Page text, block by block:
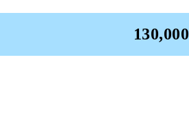
130,000